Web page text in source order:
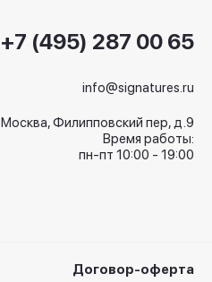
+7 (495) 287 00 65
info@signatures.ru
Москва, Филипповский пер, д.9
Время работы:
пн-пт 10:00 - 19:00
Договор-оферта